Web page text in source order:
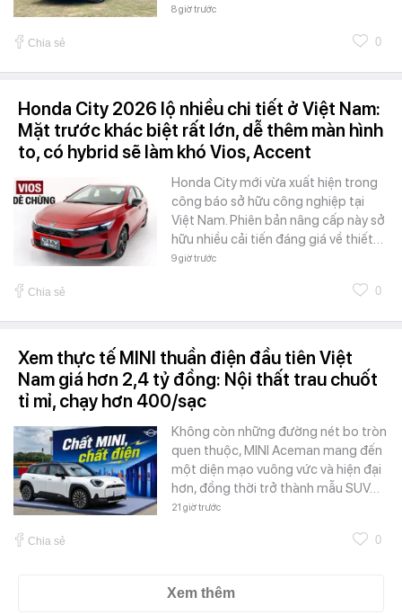
8 giờ trước
Chia sẻ 0
Honda City 2026 lộ nhiều chi tiết ở Việt Nam:
Mặt trước khác biệt rất lớn, dễ thêm màn hình
to, có hybrid sẽ làm khó Vios, Accent
Honda City mới vừa xuất hiện trong
công báo sở hữu công nghiệp tại
Việt Nam. Phiên bản nâng cấp này sở
hữu nhiều cải tiến đáng giá về thiết…
9 giờ trước
Chia sẻ 0
Xem thực tế MINI thuần điện đầu tiên Việt
Nam giá hơn 2,4 tỷ đồng: Nội thất trau chuốt
tỉ mỉ, chạy hơn 400/sạc
Không còn những đường nét bo tròn
quen thuộc, MINI Aceman mang đến
một diện mạo vuông vức và hiện đại
hơn, đồng thời trở thành mẫu SUV…
21 giờ trước
Chia sẻ 0
Xem thêm